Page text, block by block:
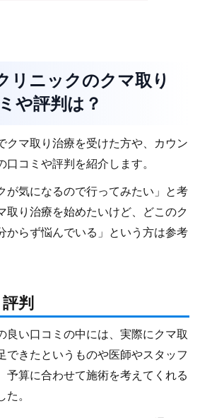
リニックのクマ取り
や評判は？
クマ取り治療を受けた方や、カウン
口コミや評判を紹介します。
が気になるので行ってみたい」と考
取り治療を始めたいけど、どこのク
からず悩んでいる」という方は参考
判
良い口コミの中には、実際にクマ取
できたというものや医師やスタッフ
予算に合わせて施術を考えてくれる
た。